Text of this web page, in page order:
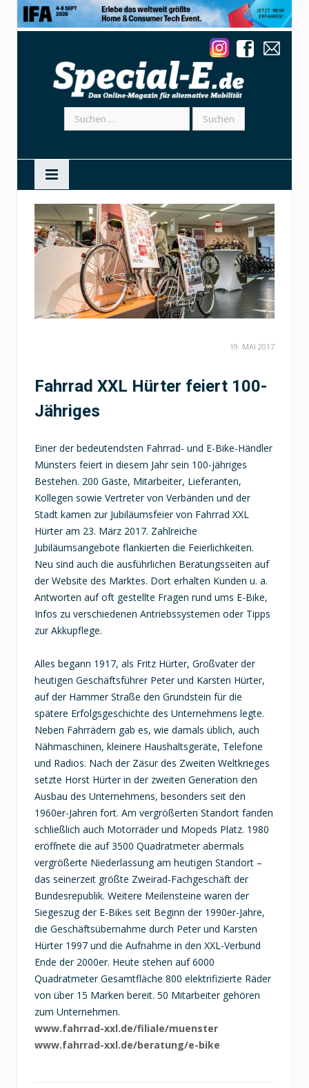
Suchen
nach:
19. MAI 2017
Fahrrad XXL Hürter feiert 100-
Jähriges
Einer der bedeutendsten Fahrrad- und E-Bike-Händler
Münsters feiert in diesem Jahr sein 100-jähriges
Bestehen. 200 Gäste, Mitarbeiter, Lieferanten,
Kollegen sowie Vertreter von Verbänden und der
Stadt kamen zur Jubiläumsfeier von Fahrrad XXL
Hürter am 23. März 2017. Zahlreiche
Jubiläumsangebote flankierten die Feierlichkeiten.
Neu sind auch die ausführlichen Beratungsseiten auf
der Website des Marktes. Dort erhalten Kunden u. a.
Antworten auf oft gestellte Fragen rund ums E-Bike,
Infos zu verschiedenen Antriebssystemen oder Tipps
zur Akkupflege.
Alles begann 1917, als Fritz Hürter, Großvater der
heutigen Geschäftsführer Peter und Karsten Hürter,
auf der Hammer Straße den Grundstein für die
spätere Erfolgsgeschichte des Unternehmens legte.
Neben Fahrrädern gab es, wie damals üblich, auch
Nähmaschinen, kleinere Haushaltsgeräte, Telefone
und Radios. Nach der Zäsur des Zweiten Weltkrieges
setzte Horst Hürter in der zweiten Generation den
Ausbau des Unternehmens, besonders seit den
1960er-Jahren fort. Am vergrößerten Standort fanden
schließlich auch Motorräder und Mopeds Platz. 1980
eröffnete die auf 3500 Quadratmeter abermals
vergrößerte Niederlassung am heutigen Standort –
das seinerzeit größte Zweirad-Fachgeschäft der
Bundesrepublik. Weitere Meilensteine waren der
Siegeszug der E-Bikes seit Beginn der 1990er-Jahre,
die Geschäftsübernahme durch Peter und Karsten
Hürter 1997 und die Aufnahme in den XXL-Verbund
Ende der 2000er. Heute stehen auf 6000
Quadratmeter Gesamtfläche 800 elektrifizierte Räder
von über 15 Marken bereit. 50 Mitarbeiter gehören
zum Unternehmen.
www.fahrrad-xxl.de/filiale/muenster
www.fahrrad-xxl.de/beratung/e-bike